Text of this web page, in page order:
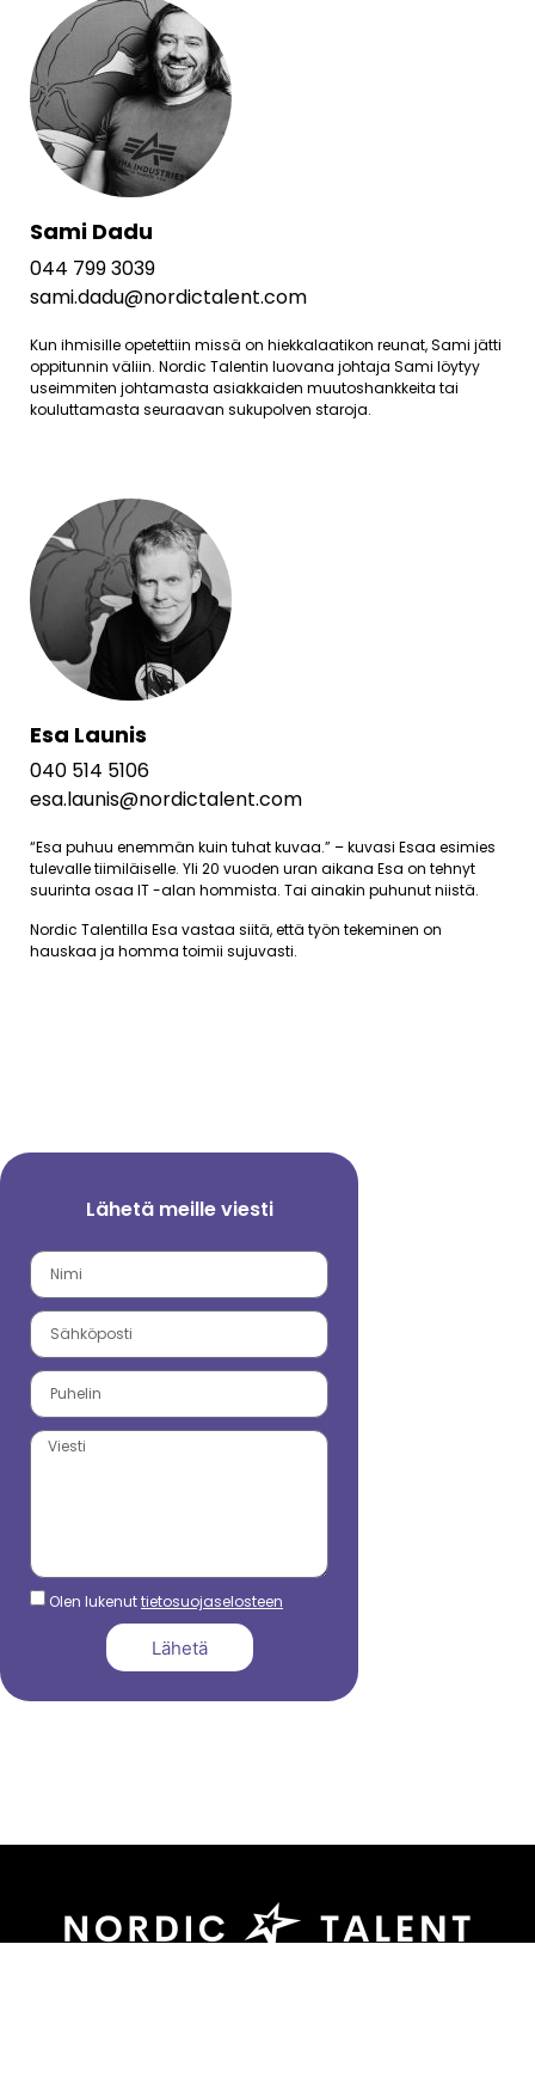
Sami Dadu
044 799 3039
sami.dadu@nordictalent.com
Kun ihmisille opetettiin missä on hiekkalaatikon reunat, Sami jätti
oppitunnin väliin. Nordic Talentin luovana johtaja Sami löytyy
useimmiten johtamasta asiakkaiden muutoshankkeita tai
kouluttamasta seuraavan sukupolven staroja.
Esa Launis
040 514 5106
esa.launis@nordictalent.com
“Esa puhuu enemmän kuin tuhat kuvaa.” – kuvasi Esaa esimies
tulevalle tiimiläiselle. Yli 20 vuoden uran aikana Esa on tehnyt
suurinta osaa IT -alan hommista. Tai ainakin puhunut niistä.
Nordic Talentilla Esa vastaa siitä, että työn tekeminen on
hauskaa ja homma toimii sujuvasti.
Lähetä meille viesti
Olen lukenuttietosuojaselosteen
Lähetä